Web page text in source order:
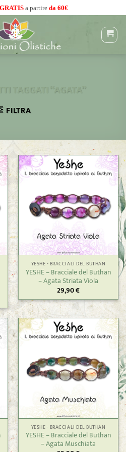
GRATIS a partire da 60€
TAGGATI “AGATA”
FILTRA
YESHE - BRACCIALI DEL BUTHAN
YESHE – Bracciale del Buthan
– Agata Striata Viola
29,90€
YESHE - BRACCIALI DEL BUTHAN
YESHE – Bracciale del Buthan
– Agata Muschiata